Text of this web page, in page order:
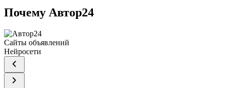
Почему Автор24
Сайты объявлений
Нейросети